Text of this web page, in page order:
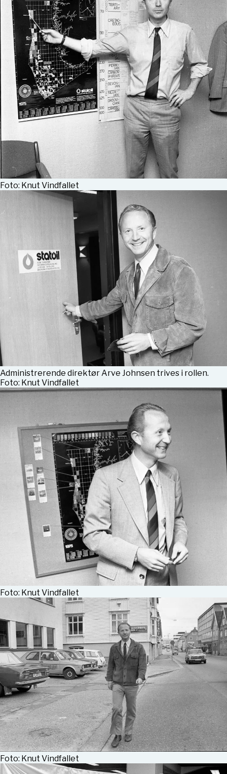
Foto: Knut Vindfallet
Administrerende direktør Arve Johnsen trives i rollen.
Foto: Knut Vindfallet
Foto: Knut Vindfallet
Foto: Knut Vindfallet